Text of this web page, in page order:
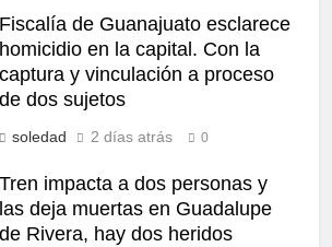
Fiscalía de Guanajuato esclarece
homicidio en la capital. Con la
captura y vinculación a proceso
de dos sujetos
soledad 2 días atrás 0
Tren impacta a dos personas y
las deja muertas en Guadalupe
de Rivera, hay dos heridos